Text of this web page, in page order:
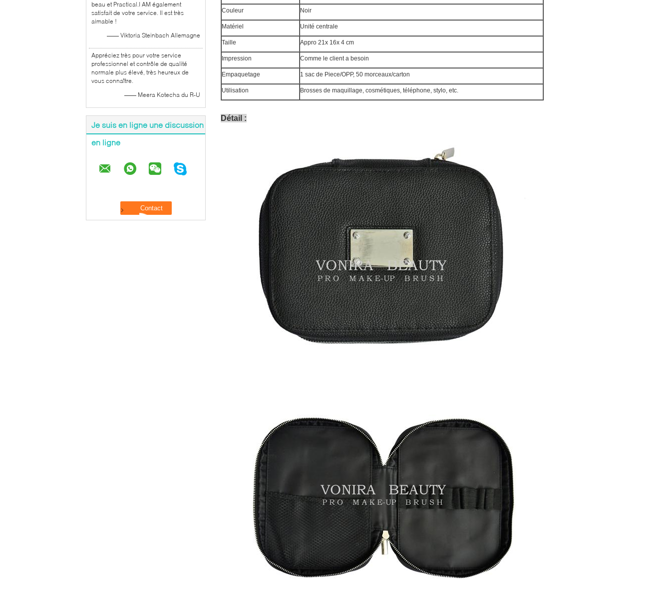
beau et Practical.I AM également
satisfait de votre service. Il est très
aimable !
—— Viktoria Steinbach Allemagne
Appréciez très pour votre service
professionnel et contrôle de qualité
normale plus élevé, très heureux de
vous connaître.
—— Meera Kotecha du R-U
Je suis en ligne une discussion
en ligne
Couleur Noir
Matériel Unité centrale
Taille Appro 21x 16x 4 cm
Impression Comme le client a besoin
Empaquetage 1 sac de Piece/OPP, 50 morceaux/carton
Utilisation Brosses de maquillage, cosmétiques, téléphone, stylo, etc.
Détail :